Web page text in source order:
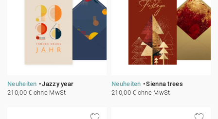
Neuheiten
Jazzy year
210,00 € ohne MwSt
Neuheiten
Sienna trees
210,00 € ohne MwSt